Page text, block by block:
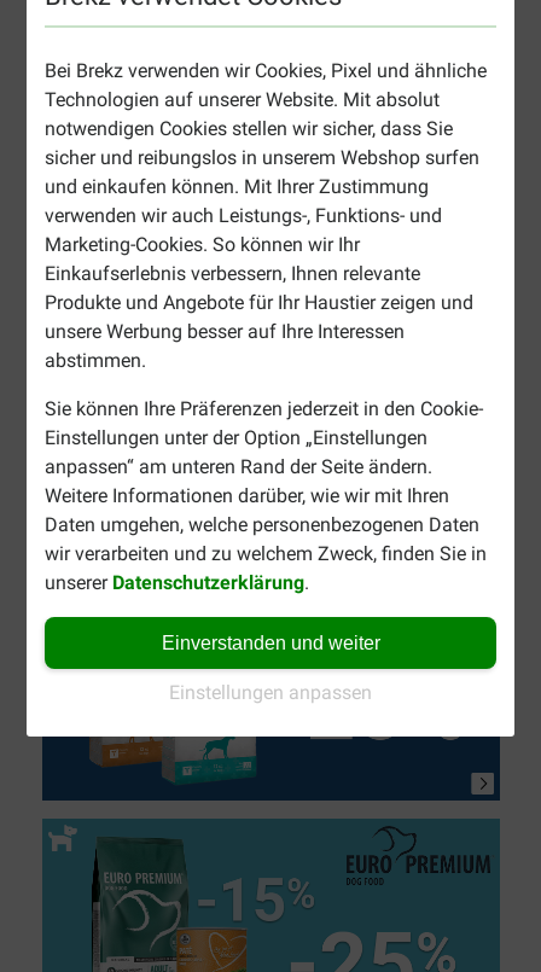
Bei Brekz verwenden wir Cookies, Pixel und ähnliche
Technologien auf unserer Website. Mit absolut
notwendigen Cookies stellen wir sicher, dass Sie
sicher und reibungslos in unserem Webshop surfen
und einkaufen können. Mit Ihrer Zustimmung
verwenden wir auch Leistungs-, Funktions- und
Marketing-Cookies. So können wir Ihr
Einkaufserlebnis verbessern, Ihnen relevante
Produkte und Angebote für Ihr Haustier zeigen und
unsere Werbung besser auf Ihre Interessen
abstimmen.
Sie können Ihre Präferenzen jederzeit in den Cookie-
Einstellungen unter der Option „Einstellungen
anpassen“ am unteren Rand der Seite ändern.
Weitere Informationen darüber, wie wir mit Ihren
Daten umgehen, welche personenbezogenen Daten
wir verarbeiten und zu welchem Zweck, finden Sie in
unserer Datenschutzerklärung.
Einverstanden und weiter
Einstellungen anpassen